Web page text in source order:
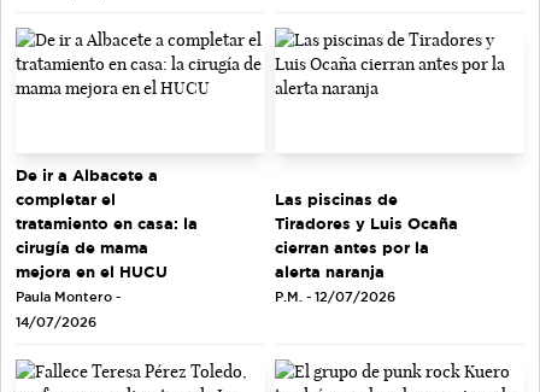
De ir a Albacete a
completar el
tratamiento en casa: la
cirugía de mama
mejora en el HUCU
Paula Montero -
14/07/2026
Las piscinas de
Tiradores y Luis Ocaña
cierran antes por la
alerta naranja
P.M. - 12/07/2026